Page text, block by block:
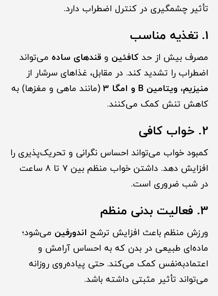
تأثیر چشمگیری در کنترل اضطراب دارد.
1. تغذیه مناسب
مصرف بیش از حد کافئین و قندهای ساده می‌تواند
اضطراب را تشدید کند. در مقابل، غذاهای سرشار از
منیزیم، ویتامین B و امگا 3
(مانند ماهی و مغزها) به
کاهش تنش کمک می‌کنند.
2. خواب کافی
کمبود خواب می‌تواند احساس نگرانی و تحریک‌پذیری را
افزایش دهد. داشتن خواب منظم بین ۷ تا ۸ ساعت
در شب ضروری است.
3. فعالیت بدنی منظم
ورزش منظم باعث افزایش ترشح اندورفین می‌شود؛
ماده‌ای طبیعی در بدن که به احساس آرامش و
اعتمادبه‌نفس کمک می‌کند. حتی پیاده‌روی روزانه
می‌تواند تأثیر مثبتی داشته باشد.